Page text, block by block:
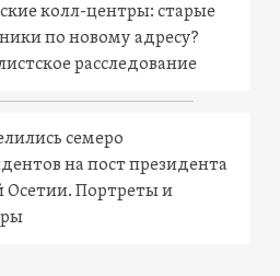
колл-центры: старые
по новому адресу?
расследование
семеро
на пост президента
Портреты и